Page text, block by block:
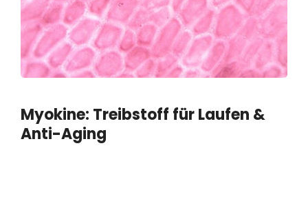
Myokine: Treibstoff für Laufen &
Anti-Aging